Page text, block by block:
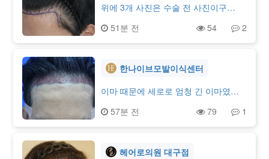
위에 3개 사진은 수술 전 사진이구
한 사진입니다.20대 중후반부터 점점
머리 변화를 느꼇습니다. 처음에는 약
낫겠다라는 생각이 계속들더라구요겁
족합니다.고민이던 M자 머리(1000모)
합니다.사진에서 보다시피 변화가 확실
한것같고 이제 바람이 두렵지 않습니
라도 모낭부분에 흉이 남진 않을지 티
51분 전 54 2
한나이브모발이식센터
이마 때문에 세로로 엄청 긴 이마였는
낌이네요 아직 수술 직후 지만 이대로
머리난다면 엄청 좋을 것 같네요 원래
모인지 아닌지는 정확히 모르겠습니다.
57분 전 79 1
헤어로의원 대구점